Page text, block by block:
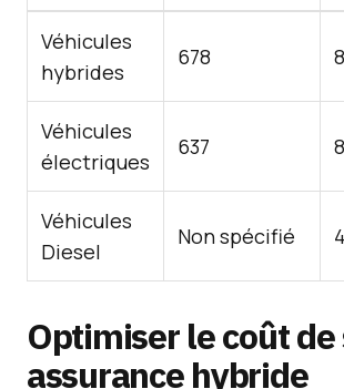
Véhicules
hybrides
678
Véhicules
électriques
637
Véhicules
Diesel
Non spécifié
Optimiser le coût de
assurance hybride